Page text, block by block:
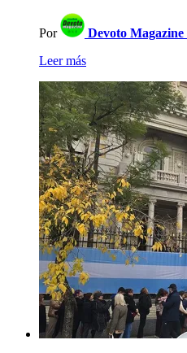
Por Devoto Magazine
Leer más